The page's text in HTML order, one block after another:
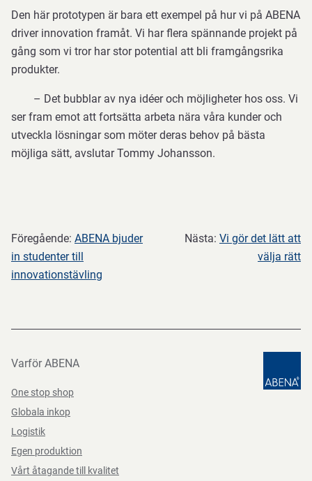
Den här prototypen är bara ett exempel på hur vi på ABENA
driver innovation framåt. Vi har flera spännande projekt på
gång som vi tror har stor potential att bli framgångsrika
produkter.
– Det bubblar av nya idéer och möjligheter hos oss. Vi
ser fram emot att fortsätta arbeta nära våra kunder och
utveckla lösningar som möter deras behov på bästa
möjliga sätt, avslutar Tommy Johansson.
Föregående: ABENA bjuder
in studenter till
innovationstävling
Nästa: Vi gör det lätt att
välja rätt
Varför ABENA
One stop shop
Globala inkop
Logistik
Egen produktion
Vårt åtagande till kvalitet